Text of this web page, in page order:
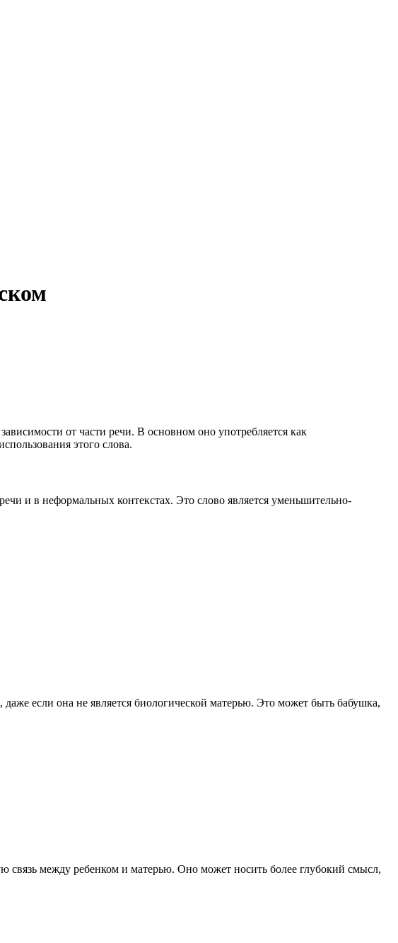
от части речи. В основном оно употребляется как
этого слова.
и в неформальных контекстах. Это слово является уменьшительно-
если она не является биологической матерью. Это может быть бабушка,
связь между ребенком и матерью. Оно может носить более глубокий смысл,